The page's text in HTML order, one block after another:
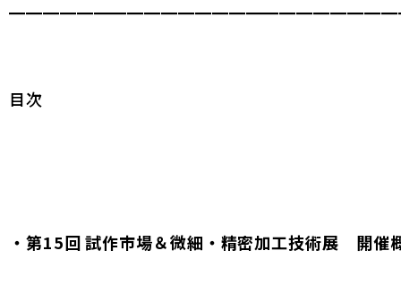
目次
・第15回 試作市場＆微細・精密加工技術展 開催